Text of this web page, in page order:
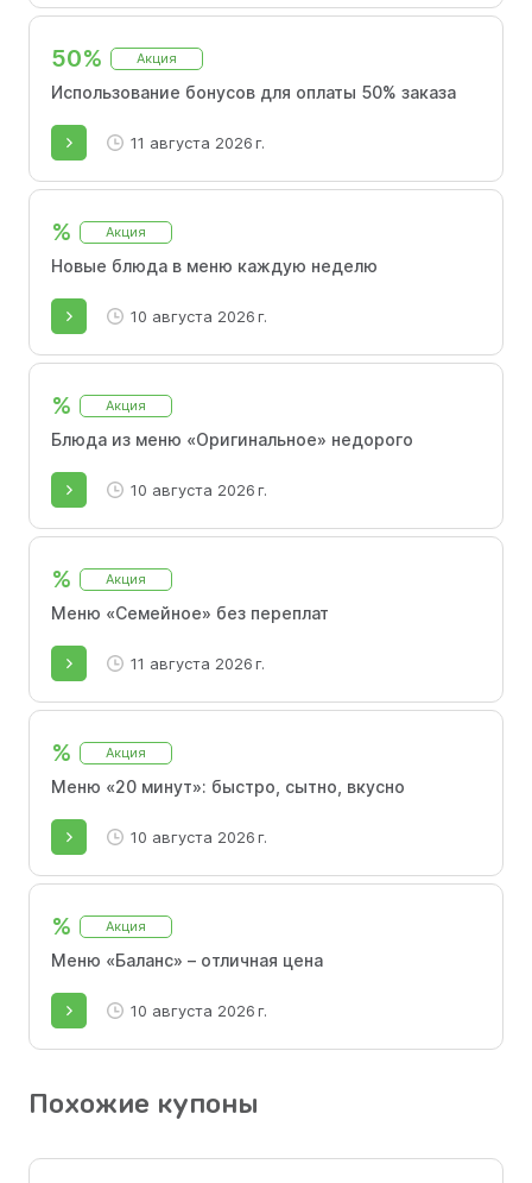
50% Акция
Использование бонусов для оплаты 50% заказа
11 августа 2026 г.
% Акция
Новые блюда в меню каждую неделю
10 августа 2026 г.
% Акция
Блюда из меню «Оригинальное» недорого
10 августа 2026 г.
% Акция
Меню «Семейное» без переплат
11 августа 2026 г.
% Акция
Меню «20 минут»: быстро, сытно, вкусно
10 августа 2026 г.
% Акция
Меню «Баланс» – отличная цена
10 августа 2026 г.
Похожие купоны